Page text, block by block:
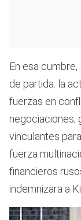
En esa
de partida: la
fuerzas en
negociaciones;
vinculantes
fuerza
financieros
indemnizara a